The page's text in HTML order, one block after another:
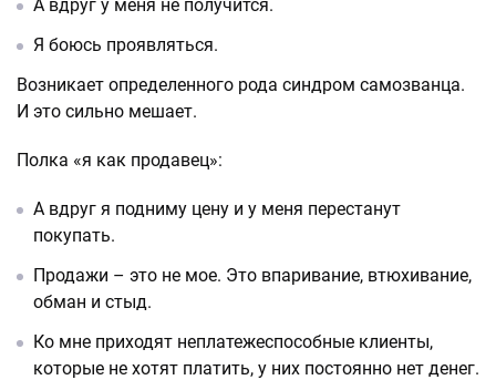
А вдруг у меня не получится.
Я боюсь проявляться.
Возникает определенного рода синдром самозванца.
И это сильно мешает.
Полка «я как продавец»:
А вдруг я подниму цену и у меня перестанут
покупать.
Продажи – это не мое. Это впаривание, втюхивание,
обман и стыд.
Ко мне приходят неплатежеспособные клиенты,
которые не хотят платить, у них постоянно нет денег.